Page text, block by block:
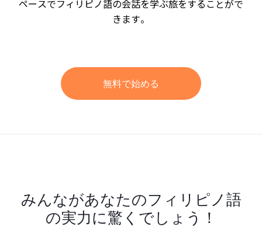
ペースでフィリピノ語の会話を学ぶ旅をすることがで
きます。
無料で始める
みんながあなたのフィリピノ語
の実力に驚くでしょう！